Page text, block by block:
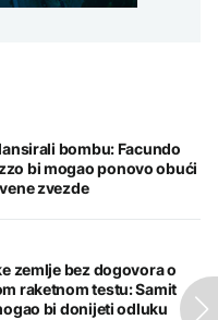
bombu: Facundo
bi mogao ponovo obući
zvezde
zemlje bez dogovora o
raketnom testu: Samit
bi donijeti odluku